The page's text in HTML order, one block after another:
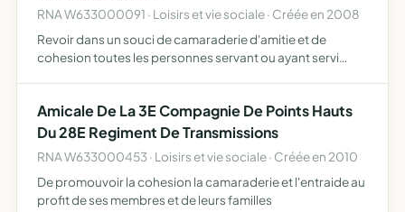
RNA W633000091 · Loisirs et vie sociale · Créée en 2008
Revoir dans un souci de camaraderie d'amitie et de
cohesion toutes les personnes servant ou ayant servi
Amicale De La 3E Compagnie De Points Hauts
Du 28E Regiment De Transmissions
RNA W633000453 · Loisirs et vie sociale · Créée en 2010
De promouvoir la cohesion la camaraderie et l'entraide au
profit de ses membres et de leurs familles